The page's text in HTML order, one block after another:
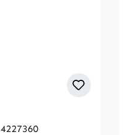
4227360